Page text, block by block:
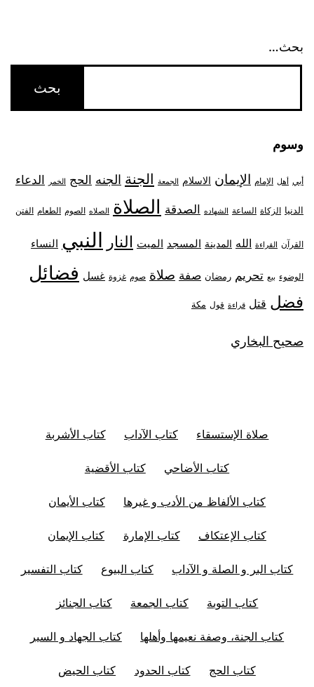
بحث…
وسوم
أبي أهل الإمام الإيمان الاسلام الجمعة الجنة الجنه الحج الخمر الدعاء
الدنيا الزكاة الساعة الشهاده الصدقة الصلاة الصلاه الصوم الطعام الفتن
القرآن القراءة الله المدينة المسجد الميت النار النبي النساء
الوضوء بيع تحريم رمضان صفة صلاة صوم غزوة غسل فضائل
فضل قتل قراءة قول مكة
صحيح البخاري
صلاة الإستسقاء كتاب الآداب كتاب الأشربة
كتاب الأضاحي كتاب الأقضية
كتاب الألفاظ من الأدب و غيرها كتاب الأيمان
كتاب الإعتكاف كتاب الإمارة كتاب الإيمان
كتاب البر و الصلة و الآداب كتاب البيوع كتاب التفسير
كتاب التوبة كتاب الجمعة كتاب الجنائز
كتاب الجنة، وصفة نعيمها وأهلها كتاب الجهاد و السير
كتاب الحج كتاب الحدود كتاب الحيض